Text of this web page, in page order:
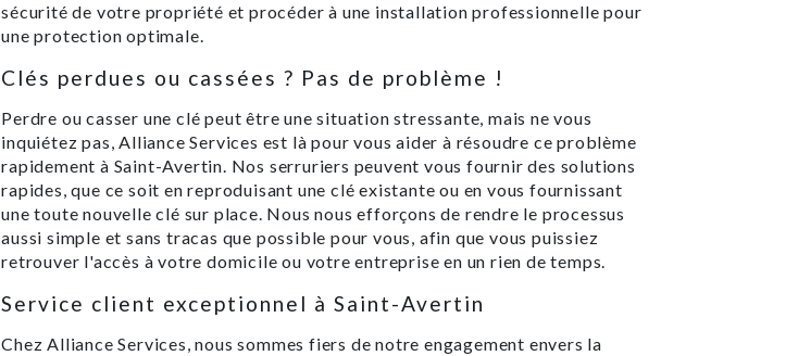
sécurité de votre propriété et procéder à une installation professionnelle pour
une protection optimale.
Clés perdues ou cassées ? Pas de problème !
Perdre ou casser une clé peut être une situation stressante, mais ne vous
inquiétez pas, Alliance Services est là pour vous aider à résoudre ce problème
rapidement à Saint-Avertin. Nos serruriers peuvent vous fournir des solutions
rapides, que ce soit en reproduisant une clé existante ou en vous fournissant
une toute nouvelle clé sur place. Nous nous efforçons de rendre le processus
aussi simple et sans tracas que possible pour vous, afin que vous puissiez
retrouver l'accès à votre domicile ou votre entreprise en un rien de temps.
Service client exceptionnel à Saint-Avertin
Chez Alliance Services, nous sommes fiers de notre engagement envers la